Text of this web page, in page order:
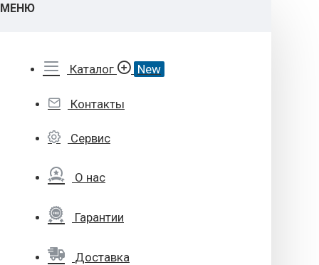
МЕНЮ
Каталог New
Контакты
Сервис
О нас
Гарантии
Доставка